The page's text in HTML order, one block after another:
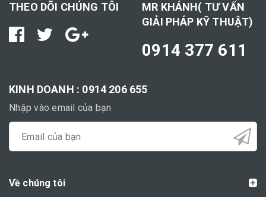
THEO DÕI CHÚNG TÔI
MR KHÁNH( TƯ VẤN
GIẢI PHÁP KỸ THUẬT)
0914 377 611
KINH DOANH : 0914 206 655
Nhập vào email của bạn
Về chúng tôi